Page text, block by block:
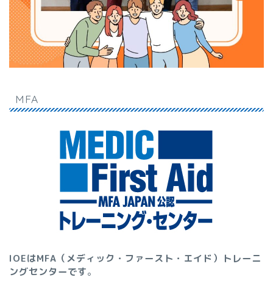
MFA
IOEはMFA（メディック・ファースト・エイド）トレーニ
ングセンターです。